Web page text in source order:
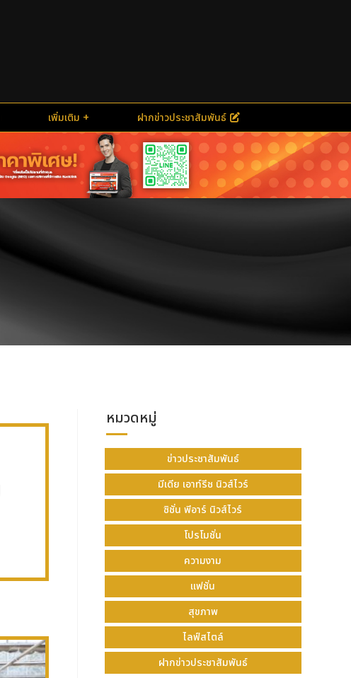
เพิ่มเติม ฝากข่าวประชาสัมพันธ์
หมวดหมู่
ข่าวประชาสัมพันธ์
มีเดีย เอาท์รีช นิวส์ไวร์
ซิชั่น พีอาร์ นิวส์ไวร์
โปรโมชั่น
ความงาม
แฟชั่น
สุขภาพ
ไลฟ์สไตล์
ฝากข่าวประชาสัมพันธ์